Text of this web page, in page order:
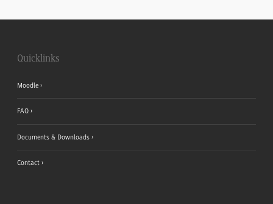
Quicklinks
Moodle
FAQ
Documents & Downloads
Contact